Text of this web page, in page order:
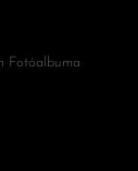
Fotóalbuma